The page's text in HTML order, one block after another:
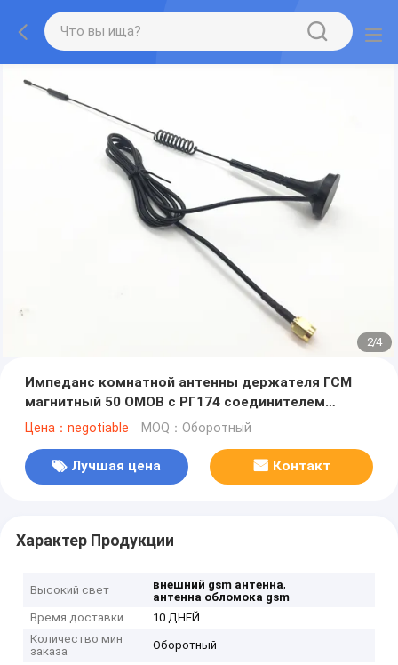
3/4
Импеданс комнатной антенны держателя ГСМ
магнитный 50 ОМОВ с РГ174 соединителем
кабеля СМА
Цена：negotiable MOQ：Оборотный
Лучшая цена Контакт
Характер Продукции
Высокий свет внешний gsm антенна,
антенна обломока gsm
Время доставки
10 ДНЕЙ
Количество мин
заказа
Оборотный